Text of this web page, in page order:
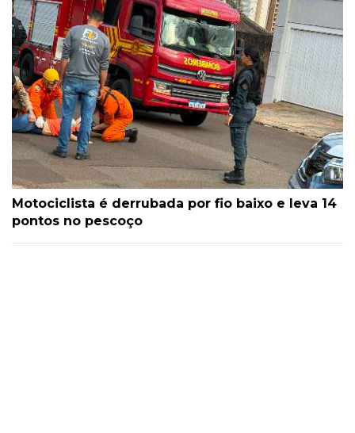
Motociclista é derrubada por fio baixo e leva 14
pontos no pescoço